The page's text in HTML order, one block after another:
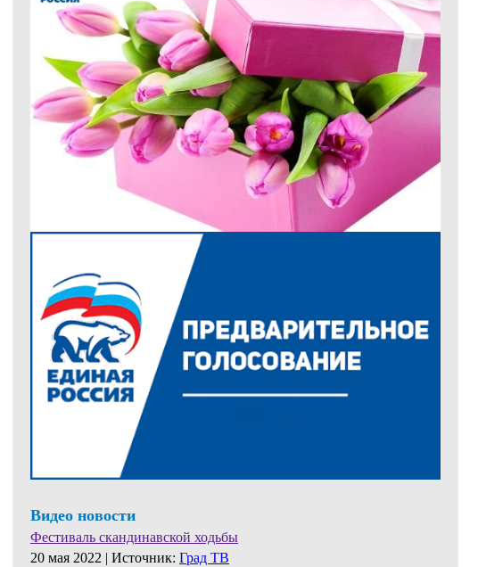
Видео новости
Фестиваль скандинавской ходьбы
20 мая 2022 | Источник: Град ТВ